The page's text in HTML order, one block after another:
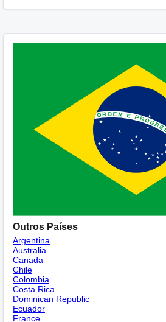
Outros Países
Argentina
Australia
Canada
Chile
Colombia
Costa Rica
Dominican Republic
Ecuador
France